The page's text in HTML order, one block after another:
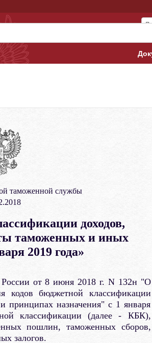
таможенной службы
доходов,
таможенных и иных
2019 года»
от 8 июня 2018 г. N 132н "О
кодов бюджетной классификации
принципах назначения" с 1 января
классификации (далее - КБК),
пошлин, таможенных сборов,
залогов.